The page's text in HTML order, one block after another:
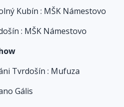
Kubín : MŠK Námestovo
: MŠK Námestovo
Tvrdošín : Mufuza
Gális